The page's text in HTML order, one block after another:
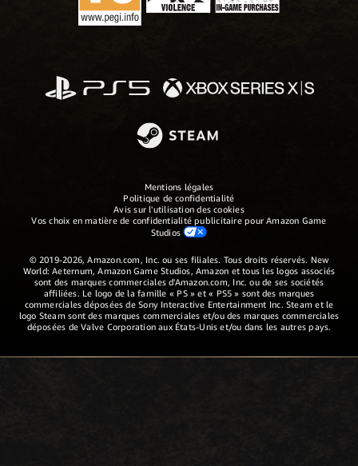
Mentions légales
Politique de confidentialité
Avis sur l'utilisation des cookies
Vos choix en matière de confidentialité publicitaire pour Amazon Game
Studios
© 2019-2026, Amazon.com, Inc. ou ses filiales. Tous droits réservés. New
World: Aeternum, Amazon Game Studios, Amazon et tous les logos associés
sont des marques commerciales d'Amazon.com, Inc. ou de ses sociétés
affiliées. Le logo de la famille « PS » et « PS5 » sont des marques
commerciales déposées de Sony Interactive Entertainment Inc. Steam et le
logo Steam sont des marques commerciales et/ou des marques commerciales
déposées de Valve Corporation aux États-Unis et/ou dans les autres pays.